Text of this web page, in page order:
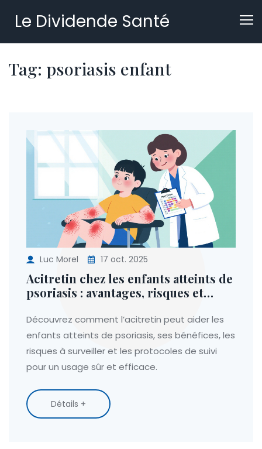
Le Dividende Santé
Tag: psoriasis enfant
Luc Morel 17 oct. 2025
Acitretin chez les enfants atteints de
psoriasis : avantages, risques et
Découvrez comment l’acitretin peut aider les
enfants atteints de psoriasis, ses bénéfices, les
risques à surveiller et les protocoles de suivi
pour un usage sûr et efficace.
Détails +